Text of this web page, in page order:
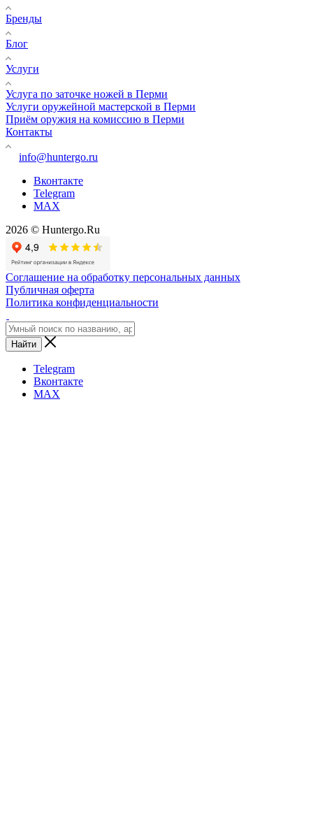
Бренды
Блог
Услуги
Услуга по заточке ножей в Перми
Услуги оружейной мастерской в Перми
Приём оружия на комиссию в Перми
Контакты
info@huntergo.ru
Вконтакте
Telegram
MAX
2026 © Huntergo.Ru
Соглашение на обработку персональных данных
Публичная оферта
Политика конфиденциальности
Найти
Telegram
Вконтакте
MAX